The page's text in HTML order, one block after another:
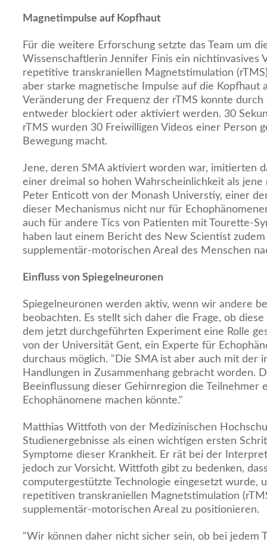
Magnetimpulse auf Kopfhaut
Für die weitere Erforschung setzte das Team um
Wissenschaftlerin Jennifer Finis ein nichtinvasives
repetitive transkraniellen Magnetstimulation
aber starke magnetische Impulse auf die Kopfhaut
Veränderung der Frequenz der rTMS konnte durch
entweder blockiert oder aktiviert werden. 30
rTMS wurden 30 Freiwilligen Videos einer Person
Bewegung macht.
Jene, deren SMA aktiviert worden war, imitierten
einer dreimal so hohen Wahrscheinlichkeit als
Peter Enticott von der Monash Universtiy, einer
dieser Mechanismus nicht nur für
auch für andere Tics von Patienten mit Tourette-
haben laut einem Bericht des New Scientist
supplementär-motorischen Areal des Menschen
Einfluss von Spiegelneuronen
Spiegelneuronen werden aktiv, wenn wir andere
beobachten. Es stellt sich daher die Frage, ob
dem jetzt durchgeführten Experiment eine Rolle
von der Universität Gent, ein Experte für
durchaus möglich. "Die SMA ist aber auch mit der
Handlungen in Zusammenhang gebracht worden.
Beeinflussung dieser Gehirnregion die Teilnehmer
Echophänomene machen könnte."
Matthias Wittfoth von der Medizinischen
Studienergebnisse als einen wichtigen ersten
Symptome dieser Krankheit. Er rät bei der
jedoch zur Vorsicht. Wittfoth gibt zu bedenken,
computergestützte Technologie eingesetzt wurde,
repetitiven transkraniellen Magnetstimulation
supplementär-motorischen Areal zu positionieren.
"Wir können daher nicht sicher sein, ob bei jedem